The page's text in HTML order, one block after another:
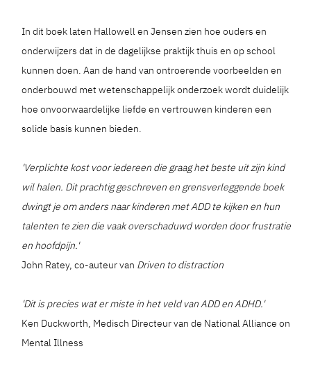
In dit boek laten Hallowell en Jensen zien hoe ouders en
onderwijzers dat in de dagelijkse praktijk thuis en op school
kunnen doen. Aan de hand van ontroerende voorbeelden en
onderbouwd met wetenschappelijk onderzoek wordt duidelijk
hoe onvoorwaardelijke liefde en vertrouwen kinderen een
solide basis kunnen bieden.
'Verplichte kost voor iedereen die graag het beste uit zijn kind
wil halen. Dit prachtig geschreven en grensverleggende boek
dwingt je om anders naar kinderen met ADD te kijken en hun
talenten te zien die vaak overschaduwd worden door frustratie
en hoofdpijn.'
John Ratey, co-auteur van Driven to distraction
'Dit is precies wat er miste in het veld van ADD en ADHD.'
Ken Duckworth, Medisch Directeur van de National Alliance on
Mental Illness